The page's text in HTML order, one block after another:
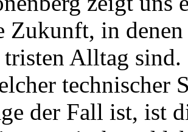
Zukunft, in
tristen Alltag
technischer
der Fall ist, ist